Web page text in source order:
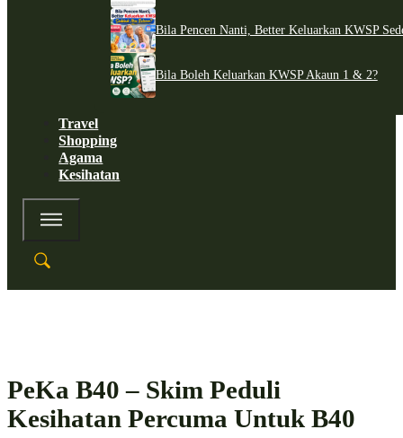
Bila Pencen Nanti, Better Keluarkan KWSP
Bila Boleh Keluarkan KWSP Akaun 1 & 2?
Travel
Shopping
Agama
Kesihatan
PeKa B40 – Skim Peduli
Kesihatan Percuma Untuk B40